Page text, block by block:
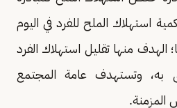
استهلاك الملح للفرد في اليوم
الهدف منها تقليل استهلاك الفرد
به، وتستهدف عامة المجتمع
المزمنة.​